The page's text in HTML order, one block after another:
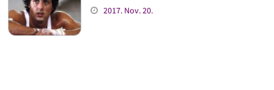
2017. Nov. 20.